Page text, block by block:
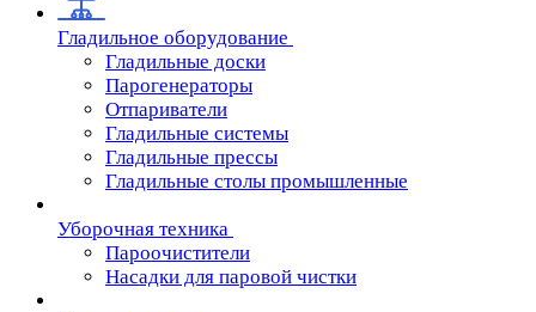
Гладильное оборудование
Гладильные доски
Парогенераторы
Отпариватели
Гладильные системы
Гладильные прессы
Гладильные столы промышленные
Уборочная техника
Пароочистители
Насадки для паровой чистки